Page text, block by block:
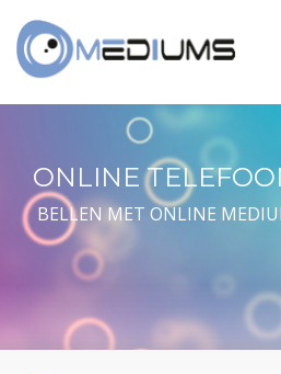
ONLINE
BELLEN MET ONLINE